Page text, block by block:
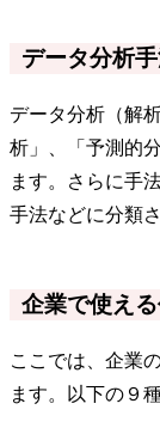
データ分析
データ分析（解
析」、「予測的
ます。さらに手
手法などに分類
企業で使え
ここでは、企業
ます。以下の９